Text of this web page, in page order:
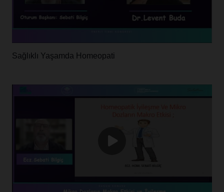
Sağlıklı Yaşamda Homeopati